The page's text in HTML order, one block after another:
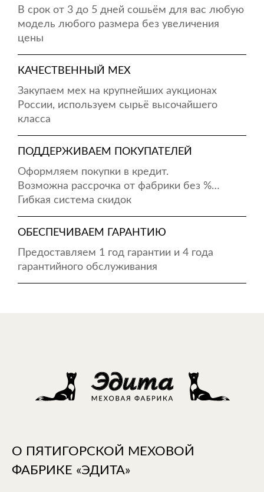
В срок от 3 до 5 дней сошьём для вас любую
модель любого размера без увеличения
цены
КАЧЕСТВЕННЫЙ МЕХ
Закупаем мех на крупнейших аукционах
России, используем сырьё высочайшего
класса
ПОДДЕРЖИВАЕМ ПОКУПАТЕЛЕЙ
Оформляем покупки в кредит.
Возможна рассрочка от фабрики без %…
Гибкая система скидок
ОБЕСПЕЧИВАЕМ ГАРАНТИЮ
Предоставляем 1 год гарантии и 4 года
гарантийного обслуживания
О ПЯТИГОРСКОЙ МЕХОВОЙ
ФАБРИКЕ «ЭДИТА»